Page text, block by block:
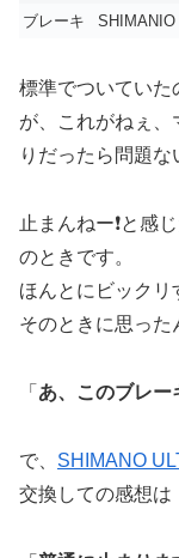
ブレーキ
SHIMANIO
標準でついていた
が、これがねぇ、
りだったら問題な
止まんねー❗️と感
のときです。
ほんとにビックリ
そのときに思った
「 あ、このブレー
で、 SHIMANO
交換しての感想は